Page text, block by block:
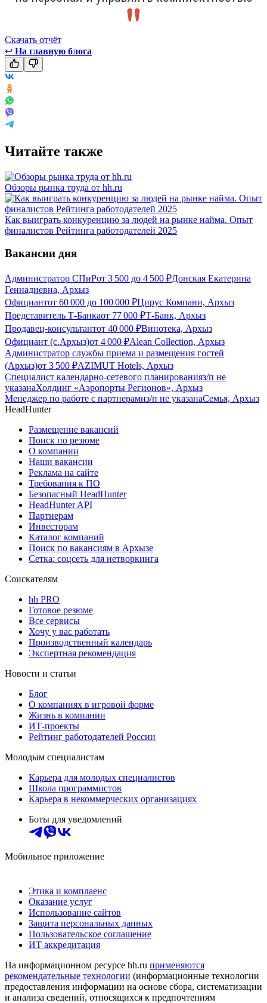
Скачать отчёт
↩ На главную блога
Читайте также
Обзоры рынка труда от hh.ru
Как выиграть конкуренцию за людей на рынке найма. Опыт
финалистов Рейтинга работодателей 2025
Вакансии дня
Администратор СПиРот 3 500 до 4 500 ₽Донская Екатерина
Геннадиевна, Архыз
Официантот 60 000 до 100 000 ₽Цирус Компани, Архыз
Представитель Т-Банкаот 77 000 ₽Т-Банк, Архыз
Продавец-консультантот 40 000 ₽Винотека, Архыз
Официант (с.Архыз)от 4 000 ₽Alean Collection, Архыз
Администратор службы приема и размещения гостей
(Архыз)от 3 500 ₽AZIMUT Hotels, Архыз
Специалист календарно-сетевого планированияз/п не
указанаХолдинг «Аэропорты Регионов», Архыз
Менеджер по работе с партнерамиз/п не указанаСемья, Архыз
HeadHunter
Размещение вакансий
Поиск по резюме
О компании
Наши вакансии
Реклама на сайте
Требования к ПО
Безопасный HeadHunter
HeadHunter API
Партнерам
Инвесторам
Каталог компаний
Поиск по вакансиям в Архызе
Сетка: соцсеть для нетворкинга
Соискателям
hh PRO
Готовое резюме
Все сервисы
Хочу у вас работать
Производственный календарь
Экспертная рекомендация
Новости и статьи
Блог
О компаниях в игровой форме
Жизнь в компании
ИТ-проекты
Рейтинг работодателей России
Молодым специалистам
Карьера для молодых специалистов
Школа программистов
Карьера в некоммерческих организациях
Боты для уведомлений
Мобильное приложение
Этика и комплаенс
Оказание услуг
Использование сайтов
Защита персональных данных
Пользовательское соглашение
ИТ аккредитация
На информационном ресурсе hh.ru применяются
рекомендательные технологии (информационные технологии
предоставления информации на основе сбора, систематизации
и анализа сведений, относящихся к предпочтениям